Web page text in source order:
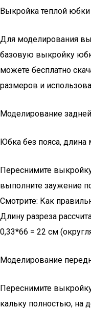
Выкройка теплой
Для моделирования
базовую выкройку
можете бесплатно
размеров и
Моделирование
Юбка без пояса, длина
Переснимите
выполните заужение
Смотрите: Как
Длину разреза
0,33*66 = 22 см
Моделирование
Переснимите
кальку полностью, на